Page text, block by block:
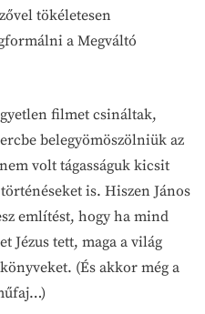
tökéletesen
a Megváltó
filmet csináltak,
belegyömöszölniük az
volt tágasságuk kicsit
is. Hiszen János
említést, hogy ha mind
Jézus tett, maga a világ
(És akkor még a